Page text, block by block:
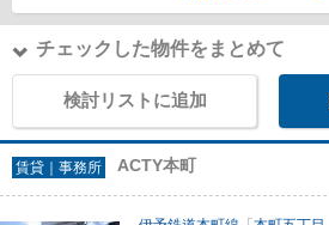
チェックした物件をまとめて
検討リストに追加
賃貸｜事務所 ACTY本町